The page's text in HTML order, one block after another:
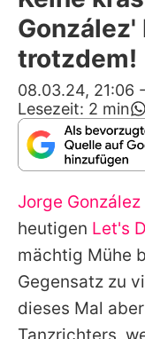
Alle
trotzdem!
08.03.24, 21:06 -
Lesezeit: 2 min
Jorge González
heutigen Let's
mächtig Mühe
Gegensatz zu
dieses Mal
Tanzrichters,